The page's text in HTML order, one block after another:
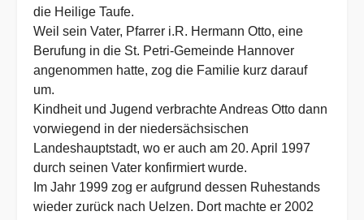
die Heilige Taufe.
Weil sein Vater, Pfarrer i.R. Hermann Otto, eine
Berufung in die St. Petri-Gemeinde Hannover
angenommen hatte, zog die Familie kurz darauf
um.
Kindheit und Jugend verbrachte Andreas Otto dann
vorwiegend in der niedersächsischen
Landeshauptstadt, wo er auch am 20. April 1997
durch seinen Vater konfirmiert wurde.
Im Jahr 1999 zog er aufgrund dessen Ruhestands
wieder zurück nach Uelzen. Dort machte er 2002